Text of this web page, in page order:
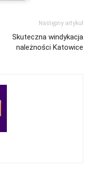
Następny artykuł
Skuteczna windykacja
należności Katowice